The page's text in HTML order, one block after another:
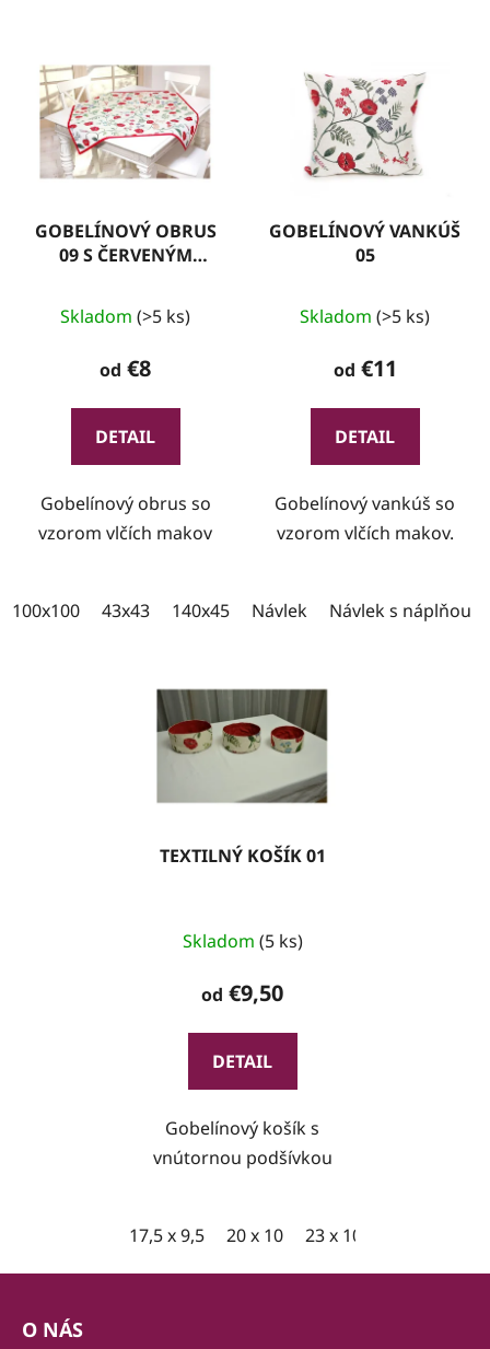
GOBELÍNOVÝ OBRUS
09 S ČERVENÝM
Skladom (>5 ks)
od €8
DETAIL
Gobelínový obrus so
vzorom vlčích makov
100x100 43x43 140x45 100x35
GOBELÍNOVÝ VANKÚŠ
05
Skladom (>5 ks)
od €11
DETAIL
Gobelínový vankúš so
vzorom vlčích makov.
Návlek Návlek s náplňou
TEXTILNÝ KOŠÍK 01
Skladom (5 ks)
od €9,50
DETAIL
Gobelínový košík s
vnútornou podšívkou
17,5 x 9,5 20 x 10 23 x 10,5
Z
O NÁS